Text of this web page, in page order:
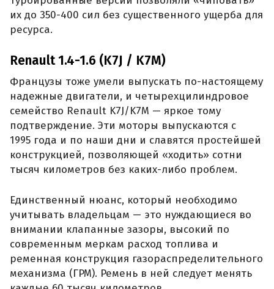
их до 350-400 сил без существенного ущерба для
ресурса.
Renault 1.4-1.6 (K7J / K7M)
Французы тоже умели выпускать по-настоящему
надежные двигатели, и четырехцилиндровое
семейство Renault K7J/K7M — яркое тому
подтверждение. Эти моторы выпускаются с
1995 года и по наши дни и славятся простейшей
конструкцией, позволяющей «ходить» сотни
тысяч километров без каких-либо проблем.
Единственный нюанс, который необходимо
учитывать владельцам — это нуждающиеся во
внимании клапанные зазоры, высокий по
современным меркам расход топлива и
ременная конструкция газораспределительного
механизма (ГРМ). Ремень в ней следует менять